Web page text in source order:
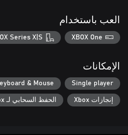
العب باستخدام
XBOX One
Series X|S
الإمكانات
Single player
& Mouse
إنجازات Xbox الحفظ السحابي لـ Xbox